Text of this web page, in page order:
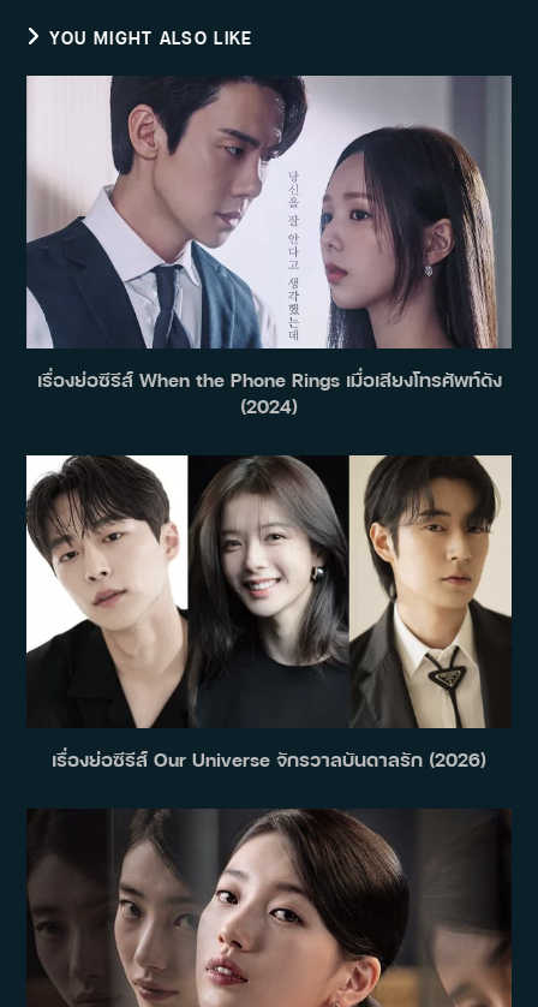
YOU MIGHT ALSO LIKE
เรื่องย่อซีรีส์ When the Phone Rings เมื่อเสียงโทรศัพท์ดัง
(2024)
เรื่องย่อซีรีส์ Our Universe จักรวาลบันดาลรัก (2026)